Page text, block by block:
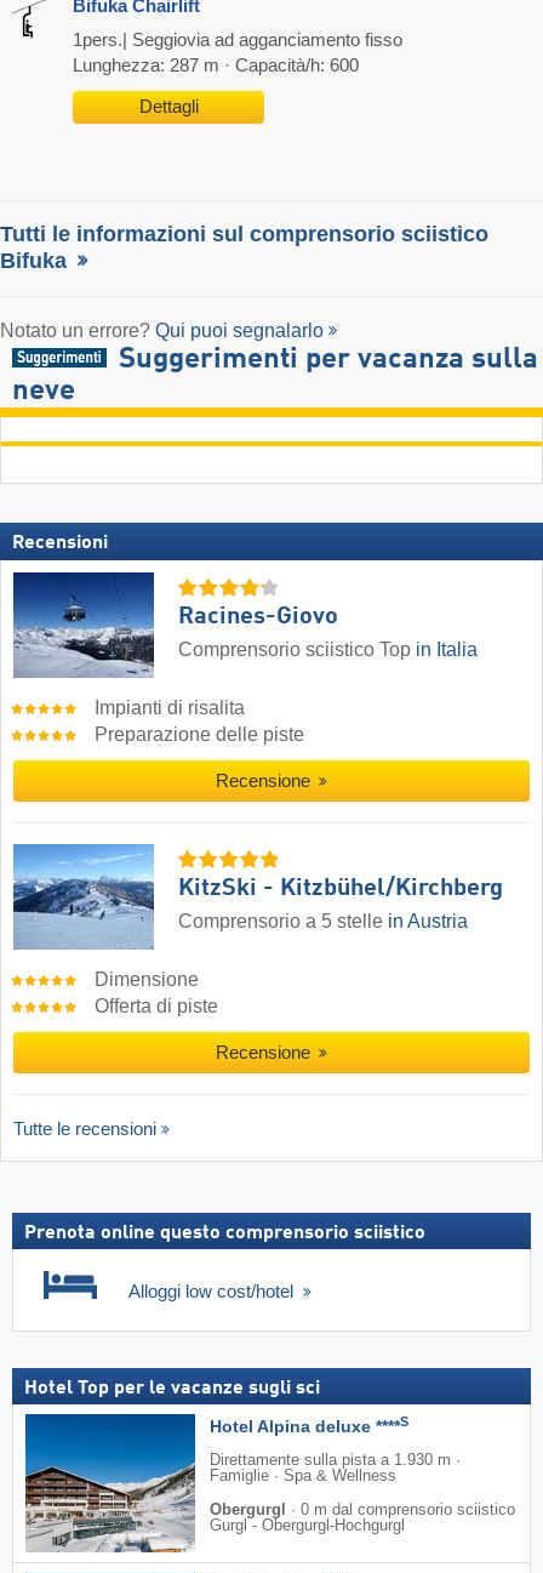
Bifuka Chairlift
1pers.| Seggiovia ad agganciamento fisso
Lunghezza: 287 m · Capacità/h: 600
Dettagli
Tutti le informazioni sul comprensorio sciistico
Bifuka
Notato un errore? Qui puoi segnalarlo
Suggerimenti per vacanza sulla
neve
Recensioni
Racines-Giovo
Comprensorio sciistico Top in Italia
Impianti di risalita
Preparazione delle piste
Recensione
KitzSki - Kitzbühel/​Kirchberg
Comprensorio a 5 stelle in Austria
Dimensione
Offerta di piste
Recensione
Tutte le recensioni
Prenota online questo comprensorio sciistico
Alloggi low cost/hotel
Hotel Top per le vacanze sugli sci
Hotel Alpina deluxe ****S
Direttamente sulla pista a 1.930 m ·
Famiglie · Spa & Wellness
Obergurgl
· 0 m dal comprensorio sciistico
Gurgl - Obergurgl-Hochgurgl